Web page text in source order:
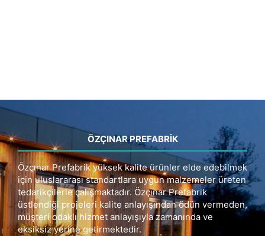
ÖZÇINAR PREFABRIK
Özçınar Prefabrik yüksek kalite ürünler elde edebilmek
için uluslararası standartlara uygun malzemeler üreten
tedarikçilerle çalışmaktadır. Özçınar Prefabrik
üstlendiği projeleri kalite anlayışından ödün vermeden,
müşteri odaklı hizmet anlayışıyla zamanında ve
eksiksiz yerine getirmektedir.